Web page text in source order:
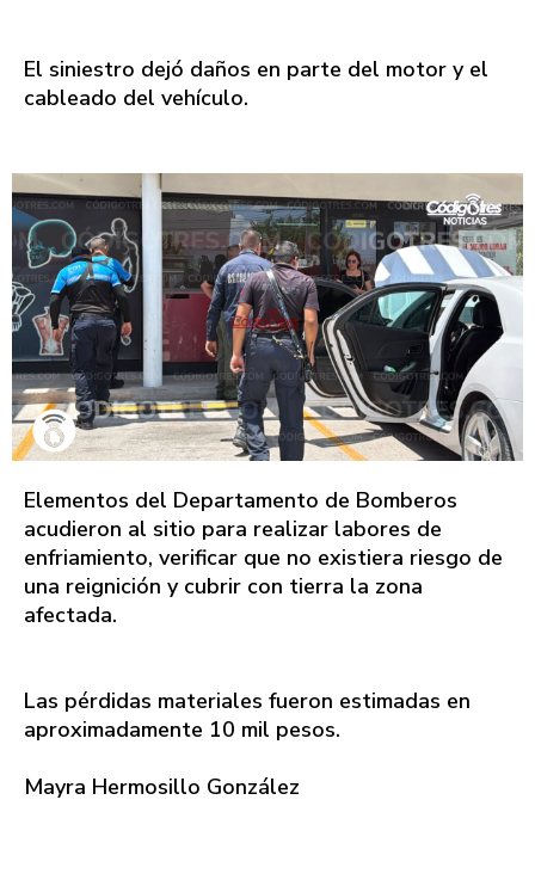
El siniestro dejó daños en parte del motor y el
cableado del vehículo.
Elementos del Departamento de Bomberos
acudieron al sitio para realizar labores de
enfriamiento, verificar que no existiera riesgo de
una reignición y cubrir con tierra la zona
afectada.
Las pérdidas materiales fueron estimadas en
aproximadamente 10 mil pesos.
Mayra Hermosillo González